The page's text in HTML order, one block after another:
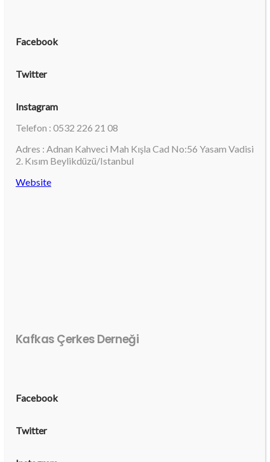
Facebook
Twitter
Instagram
Telefon : 0532 226 21 08
Adres : Adnan Kahveci Mah Kışla Cad No:56 Yasam Vadisi
2. Kısım Beylikdüzü/Istanbul
Website
Kafkas Çerkes Derneği
Facebook
Twitter